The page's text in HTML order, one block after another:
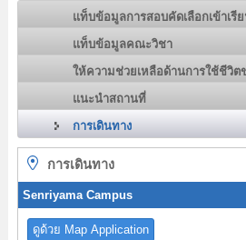
แท็บข้อมูลการสอบคัดเลือกเข้าเรี
แท็บข้อมูลคณะวิชา
ให้ความช่วยเหลือด้านการใช้ชีวิต
แนะนำสถานที่
การเดินทาง
การเดินทาง
Senriyama Campus
ดูด้วย Map Application